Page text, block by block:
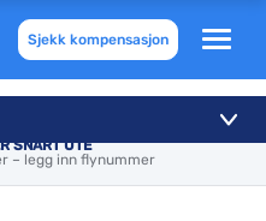
Sjekk kompensasjon
SNART UTE
– legg inn flynummer